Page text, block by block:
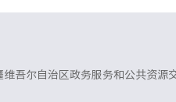
维吾尔自治区政务服务和公共资源